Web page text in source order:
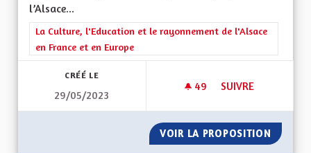
l’Alsace...
Filtrer les résultats de la catégorie : La Culture, l'Education et
La Culture, l'Education et le rayonnement de l'Alsace
en France et en Europe
CRÉÉ LE
29/05/2023
49 49 ABONNÉS
SUIVRE
VOIR LA PROPOSITION